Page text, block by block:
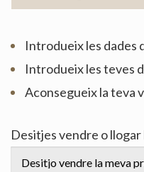
Desitjes vendre o
Introdueix les dades
Introdueix les teves
Aconsegueix la teva